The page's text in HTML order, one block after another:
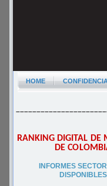
HOME
RANKING DIGITAL DE
DE
INFORMES
DISPONIBLES